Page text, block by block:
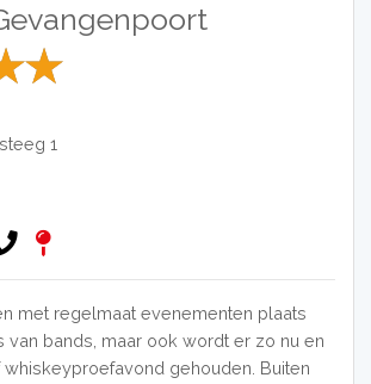
1
met regelmaat evenementen plaats
van bands, maar ook wordt er zo nu en
gehouden. Buiten